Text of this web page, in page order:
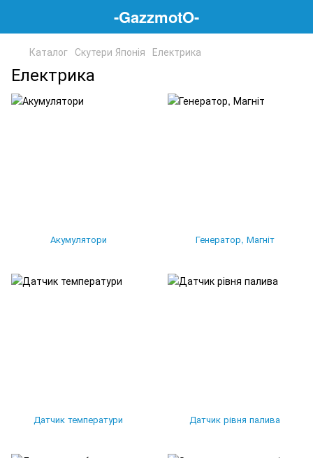
-GazzmotO-
Каталог Скутери Японія Електрика
Електрика
Акумулятори Генератор, Магніт
Датчик температури Датчик рівня палива